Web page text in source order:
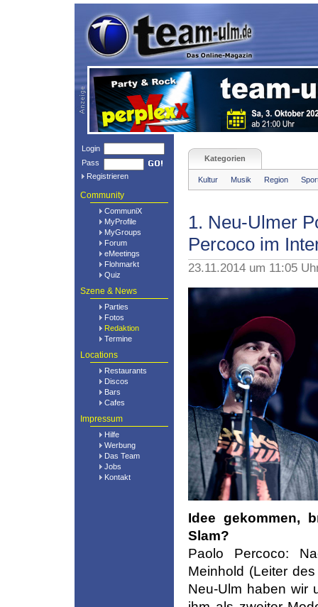
Login
Pass
Registrieren
Community
CommuniX
MyProfile
MyGroups
Forum
eMeetings
Flohmarkt
Quiz
Szene & News
Parties
Fotos
Redaktion
Termine
Locations
Restaurants
Discos
Bars
Cafes
Impressum
Hilfe
Werbung
Das Team
Jobs
Kontakt
Kategorien
Kultur Musik Region
1. Neu-Ulmer
Percoco im
23.11.2014 um 11:05
Idee gekommen,
Slam?
Paolo Percoco:
Meinhold (Leiter
Neu-Ulm haben wir